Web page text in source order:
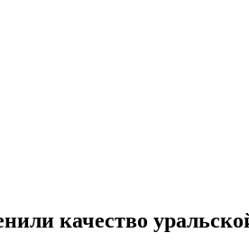
качество